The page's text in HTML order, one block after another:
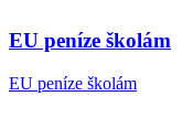
EU peníze školám
EU peníze školám